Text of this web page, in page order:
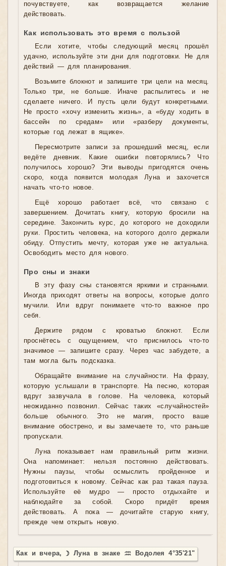
почувствуете, как возвращается желание
действовать.
Как использовать это время с пользой
Если хотите, чтобы следующий месяц прошёл
удачно, используйте эти дни для подготовки. Не для
действий — для планирования.
Возьмите блокнот и запишите три цели на месяц.
Только три, не больше. Иначе распылитесь и не
сделаете ничего. И пусть цели будут конкретными.
Не просто «хочу изменить жизнь», а «буду ходить в
бассейн по средам» или «разберу документы,
которые год лежат в ящике».
Пересмотрите записи за прошедший месяц, если
ведёте дневник. Какие ошибки повторялись? Что
получилось хорошо? Эти выводы пригодятся очень
скоро, когда появится молодая Луна и захочется
начать что-то новое.
Ещё хорошо работает всё, что связано с
завершением. Дочитать книгу, которую бросили на
середине. Закончить курс, до которого не доходили
руки. Простить человека, на которого долго держали
обиду. Отпустить мечту, которая уже не актуальна.
Освободить место для нового.
Про сны и знаки
В эту фазу сны становятся яркими и странными.
Иногда приходят ответы на вопросы, которые долго
мучили. Или вдруг понимаете что-то важное про
себя.
Держите рядом с кроватью блокнот. Если
проснётесь с ощущением, что приснилось что-то
значимое — запишите сразу. Через час забудете, а
там могла быть подсказка.
Обращайте внимание на случайности. На фразу,
которую услышали в транспорте. На песню, которая
вдруг зазвучала в голове. На человека, который
неожиданно позвонил. Сейчас таких «случайностей»
больше обычного. Это не магия, просто ваше
внимание обострено, и вы замечаете то, что раньше
пропускали.
Луна показывает нам правильный ритм жизни.
Она напоминает: нельзя постоянно действовать.
Нужны паузы, чтобы осмыслить пройденное и
подготовиться к новому. Сейчас как раз такая пауза.
Используйте её мудро — просто отдыхайте и
наблюдайте за собой. Скоро придёт время
действовать. А пока — дочитайте старую книгу,
прежде чем открыть новую.
Как и вчера, ☽ Луна в знаке ♒ Водолея 4°35'21"